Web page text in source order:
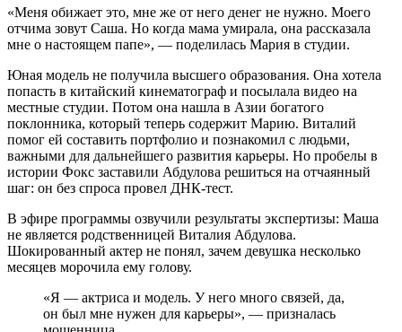
«Меня обижает это, мне же от него денег не нужно. Моего
отчима зовут Саша. Но когда мама умирала, она рассказала
мне о настоящем папе», — поделилась Мария в студии.
Юная модель не получила высшего образования. Она хотела
попасть в китайский кинематограф и посылала видео на
местные студии. Потом она нашла в Азии богатого
поклонника, который теперь содержит Марию. Виталий
помог ей составить портфолио и познакомил с людьми,
важными для дальнейшего развития карьеры. Но пробелы в
истории Фокс заставили Абдулова решиться на отчаянный
шаг: он без спроса провел ДНК-тест.
В эфире программы озвучили результаты экспертизы: Маша
не является родственницей Виталия Абдулова.
Шокированный актер не понял, зачем девушка несколько
месяцев морочила ему голову.
«Я — актриса и модель. У него много связей, да,
он был мне нужен для карьеры», — призналась